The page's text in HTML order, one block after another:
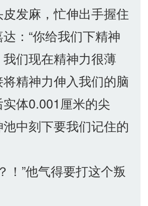
发麻，忙伸出手握住
：“你给我们下精神
们现在精神力很薄
精神力伸入我们的脑
体0.001厘米的尖
中刻下要我们记住的
！”他气得要打这个叛